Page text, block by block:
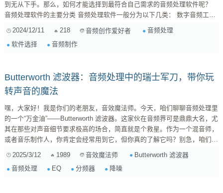
到无从下手。那么，如何才能选择到最符合自己需求的音频处理软件呢？
音频处理软件的主要分类 音频处理软件一般分为以下几类： 数字音频工作
站（DAW） ：如Logic Pro、Ableton Live和FL Studio，这类软件提供全面
功能简单，适...
2024/12/11 218 音频创作爱好者
音频处理
软件选择
音频制作
Butterworth 滤波器：音频处理中的瑞士军刀，带你玩
转声音的魔法
嘿，大家好！我是你们的老朋友，音效魔法师。今天，咱们聊聊音频处理里
的一个“万金油”——Butterworth 滤波器。这家伙在音频界可是鼎鼎大名，尤
其在那些对声音细节要求极高的场合，简直就是个救星。作为一个混音师，
或者音乐制作人，你肯定会经常用到它，但你真的了解它吗？别急，咱们这
是个啥玩意儿。简单来说，它是一种滤波器，就像个声音的“门卫”，能让你
2025/3/12 1989 音效魔法师
Butterworth 滤波器
音频处理
EQ 分频器 降噪